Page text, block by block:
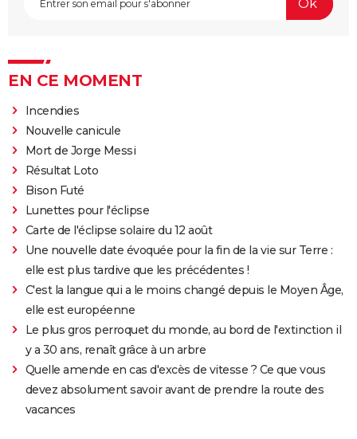
EN CE MOMENT
Incendies
Nouvelle canicule
Mort de Jorge Messi
Résultat Loto
Bison Futé
Lunettes pour l'éclipse
Carte de l'éclipse solaire du 12 août
Une nouvelle date évoquée pour la fin de la vie sur Terre :
elle est plus tardive que les précédentes !
C'est la langue qui a le moins changé depuis le Moyen Âge,
elle est européenne
Le plus gros perroquet du monde, au bord de l'extinction il
y a 30 ans, renaît grâce à un arbre
Quelle amende en cas d'excès de vitesse ? Ce que vous
devez absolument savoir avant de prendre la route des
vacances